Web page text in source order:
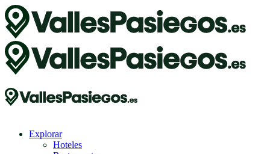
Explorar
Hoteles